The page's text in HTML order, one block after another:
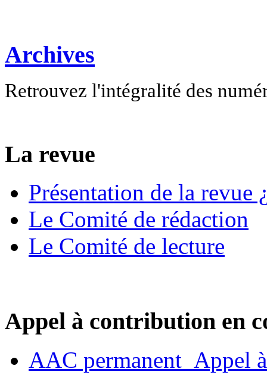
Archives
Retrouvez l'intégralité des
La revue
Présentation de la revue
Le Comité de rédaction
Le Comité de lecture
Appel à contribution en
AAC permanent_Appel